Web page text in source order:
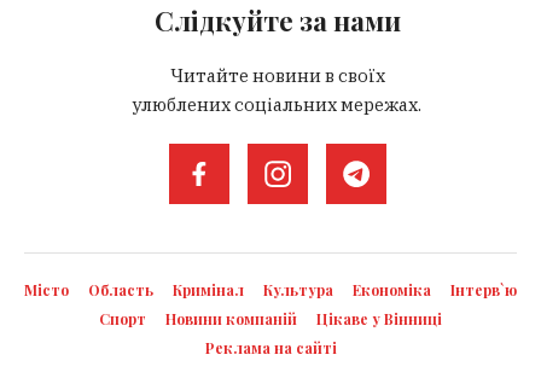
Слідкуйте за нами
Читайте новини в своїх
улюблених соціальних мережах.
Місто Область Кримінал Культура Економіка
Інтерв`ю
Спорт
Новини компаній
Цікаве у Вінниці
Реклама на сайті